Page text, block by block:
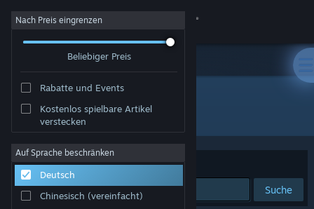
Anmelden
Info
Support
Nach Preis eingrenzen
Beliebiger Preis
Rabatte und Events
Kostenlos spielbare Artikel
verstecken
Auf Sprache beschränken
Deutsch
Chinesisch (vereinfacht)
Entwickler: White Owls Inc.
Sortieren nach Relevanz
Suche